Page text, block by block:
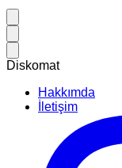
Diskomat
Hakkımda
İletişim